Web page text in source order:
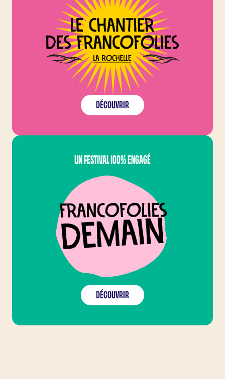
DÉCOUVRIR
FRANCOFOLIES
UN FESTIVAL 100% ENGAGÉ
DÉCOUVRIR